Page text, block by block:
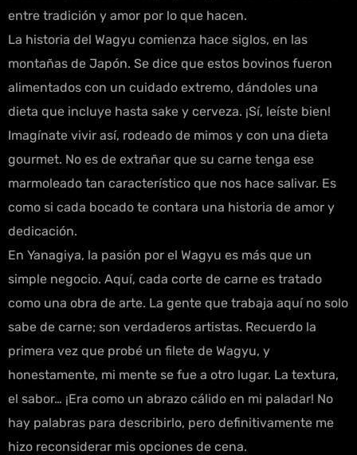
entre tradición y amor por lo que hacen.
La historia del Wagyu comienza hace siglos, en las
montañas de Japón. Se dice que estos bovinos fueron
alimentados con un cuidado extremo, dándoles una
dieta que incluye hasta sake y cerveza. ¡Sí, leíste bien!
Imagínate vivir así, rodeado de mimos y con una dieta
gourmet. No es de extrañar que su carne tenga ese
marmoleado tan característico que nos hace salivar. Es
como si cada bocado te contara una historia de amor y
dedicación.
En Yanagiya, la pasión por el Wagyu es más que un
simple negocio. Aquí, cada corte de carne es tratado
como una obra de arte. La gente que trabaja aquí no solo
sabe de carne; son verdaderos artistas. Recuerdo la
primera vez que probé un filete de Wagyu, y
honestamente, mi mente se fue a otro lugar. La textura,
el sabor… ¡Era como un abrazo cálido en mi paladar! No
hay palabras para describirlo, pero definitivamente me
hizo reconsiderar mis opciones de cena.